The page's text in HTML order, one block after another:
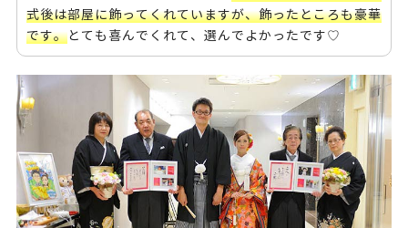
式後は部屋に飾ってくれていますが、飾ったところも豪華
です。とても喜んでくれて、選んでよかったです♡